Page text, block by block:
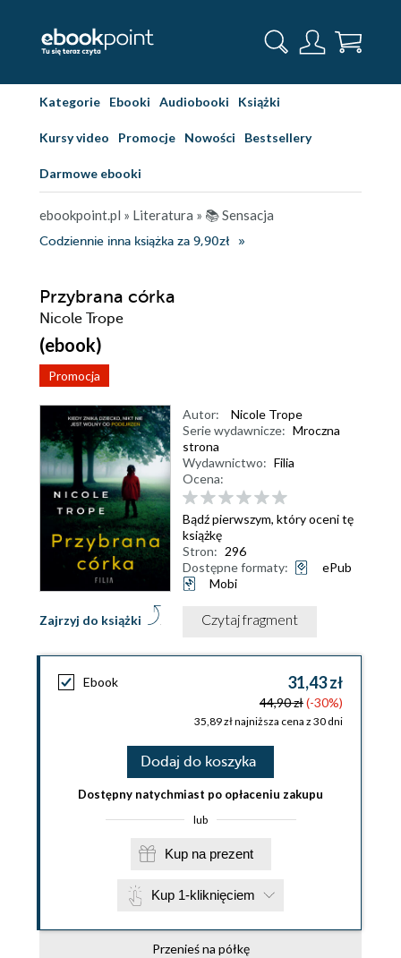
Kategorie Ebooki Audiobooki Książki
Kursy video Promocje Nowości Bestsellery
Darmowe ebooki
ebookpoint.pl » Literatura » 📚 Sensacja
Codziennie inna książka za 9,90zł
Przybrana córka
Nicole Trope
(ebook)
Promocja
Zajrzyj do książki
Autor:
Nicole Trope
Serie wydawnicze: Mroczna
strona
Wydawnictwo: Filia
Ocena:
Bądź pierwszym, który oceni tę
książkę
Stron: 296
Dostępne formaty:
ePub
Mobi
Czytaj fragment
Ebook 31,43 zł
44,90 zł(-30%)
35,89 zł najniższa cena z 30 dni
Dodaj do koszyka
Dostępny natychmiast po opłaceniu zakupu
lub
Kup na prezent
Kup 1-kliknięciem
Przenieś na półkę